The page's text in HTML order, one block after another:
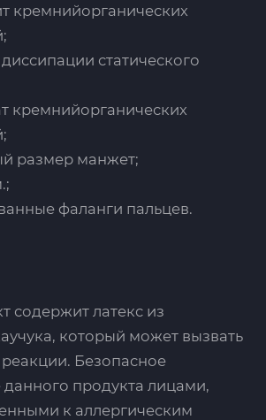
кремнийорганических
статического
кремнийорганических
размер манжет;
фаланги пальцев.
содержит латекс из
который может вызвать
Безопасное
данного продукта лицами,
к аллергическим